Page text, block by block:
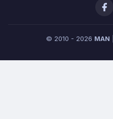
© 2010 - 2026 MAN